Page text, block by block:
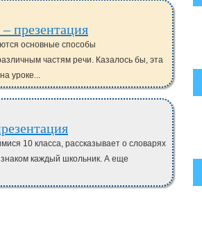
– презентация
основные способы
частям речи. Казалось бы, эта
уроке...
10 класса, рассказывает о словарях
каждый школьник. А еще